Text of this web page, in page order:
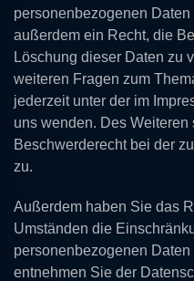
personenbezogenen
außerdem ein Recht, die
Löschung dieser Daten zu
weiteren Fragen zum
jederzeit unter der im
uns wenden. Des Weiteren
Beschwerderecht bei der
zu.
Außerdem haben Sie das
Umständen die
personenbezogenen
entnehmen Sie der